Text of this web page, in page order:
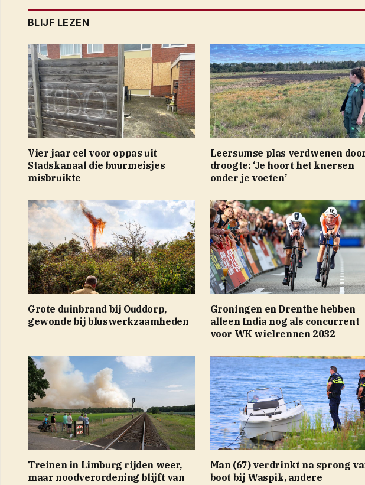
BLIJF LEZEN
Vier jaar cel voor oppas uit
Stadskanaal die buurmeisjes
misbruikte
Leersumse plas verdwenen
droogte: ‘Je hoort het knersen
onder je voeten’
Grote duinbrand bij Ouddorp,
gewonde bij bluswerkzaamheden
Groningen en Drenthe hebben
alleen India nog als concurrent
voor WK wielrennen 2032
Treinen in Limburg rijden weer,
maar noodverordening blijft van
Man (67) verdrinkt na sprong
boot bij Waspik, andere